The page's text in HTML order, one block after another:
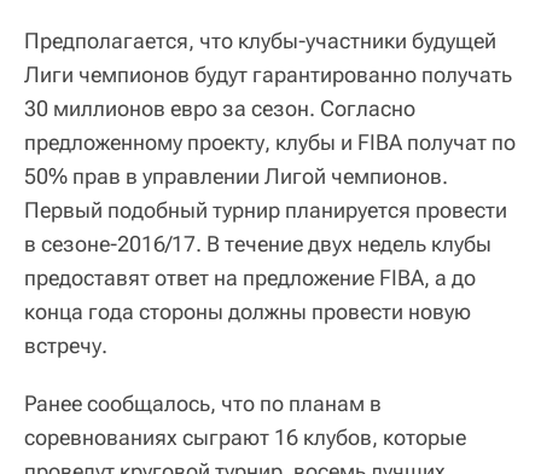
Предполагается, что клубы-участники будущей
Лиги чемпионов будут гарантированно получать
30 миллионов евро за сезон. Согласно
предложенному проекту, клубы и FIBA получат по
50% прав в управлении Лигой чемпионов.
Первый подобный турнир планируется провести
в сезоне-2016/17. В течение двух недель клубы
предоставят ответ на предложение FIBA, а до
конца года стороны должны провести новую
встречу.
Ранее сообщалось, что по планам в
соревнованиях сыграют 16 клубов, которые